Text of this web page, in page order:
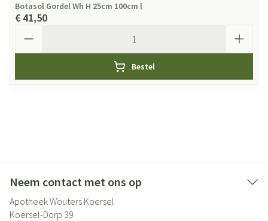
Botasol Gordel Wh H 25cm 100cm l
€ 41,50
Bestel
Neem contact met ons op
Apotheek Wouters Koersel
Koersel-Dorp 39